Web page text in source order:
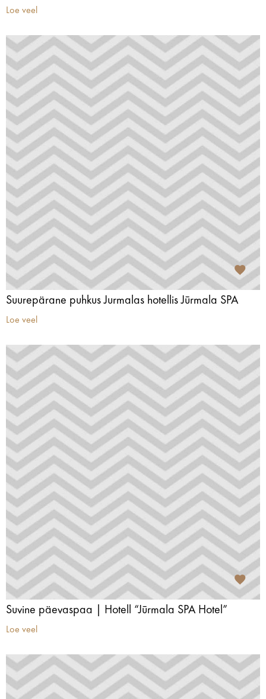
Loe veel
Suurepärane puhkus Jurmalas hotellis Jūrmala SPA
Loe veel
Suvine päevaspaa | Hotell “Jūrmala SPA Hotel”
Loe veel